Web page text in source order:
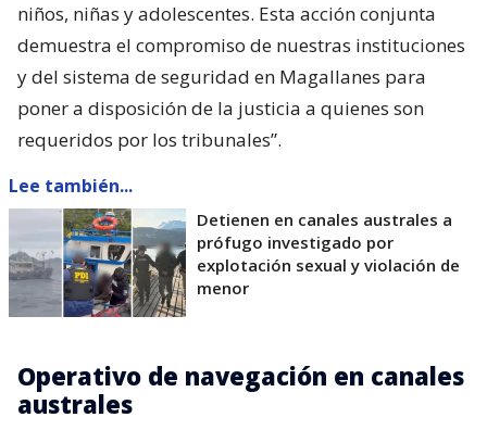
niños, niñas y adolescentes. Esta acción conjunta
demuestra el compromiso de nuestras instituciones
y del sistema de seguridad en Magallanes para
poner a disposición de la justicia a quienes son
requeridos por los tribunales”.
Lee también...
Detienen en canales australes a
prófugo investigado por
explotación sexual y violación de
menor
Operativo de navegación en canales
australes